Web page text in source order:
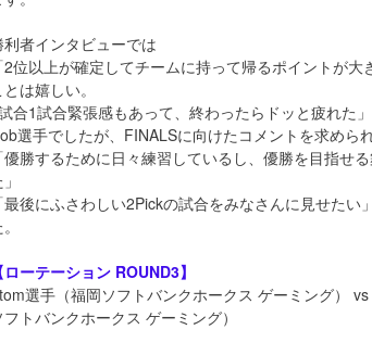
利者インタビューでは
2位以上が確定してチームに持って帰るポイントが大
は嬉しい。
合1試合緊張感もあって、終わったらドッと疲れた
選手でしたが、FINALSに向けたコメントを求めら
優勝するために日々練習しているし、優勝を目指せ
最後にふさわしい2Pickの試合をみなさんに見せたい
ローテーション ROUND3】
選手（福岡ソフトバンクホークス ゲーミング）
フトバンクホークス ゲーミング）